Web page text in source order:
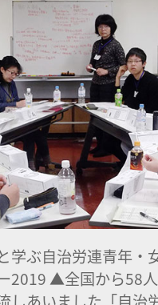
学ぶ自治労連青年・
2019 ▲全国から58